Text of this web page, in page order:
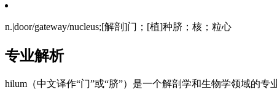
n.|door/gateway/nucleus;[解剖]门；[植]种脐；核；粒心
专业解析
hilum（中文译作“门”或“脐”）是一个解剖学和生物学领域的专